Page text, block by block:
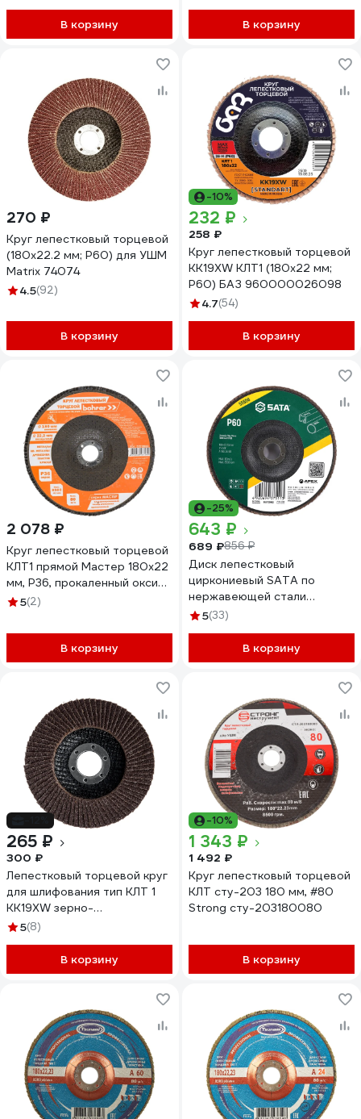
В корзину В корзину
270 ₽
Круг лепестковый торцевой
(180х22.2 мм; P60) для УШМ
Matrix 74074
4.5(92)
В корзину
-10%
232 ₽
258 ₽
Круг лепестковый торцевой
KK19XW КЛТ1 (180х22 мм;
P60) БАЗ 960000026098
4.7(54)
В корзину
2 078 ₽
Круг лепестковый торцевой
КЛТ1 прямой Мастер 180x22
мм, P36, прокаленный оксид
алюминия, 10 шт Bohrer
5(2)
В корзину
-25%
643 ₽
689 ₽856 ₽
Диск лепестковый
циркониевый SATA по
нержавеющей стали
180х22.23 мм, Р60 55506
5(33)
В корзину
265 ₽
300 ₽
Лепестковый торцевой круг
для шлифования тип КЛТ 1
KK19XW зерно-
электрокорунд нормальный
5(8)
В корзину
-10%
1 343 ₽
1 492 ₽
Круг лепестковый торцевой
КЛТ сту-203 180 мм, #80
Strong сту-203180080
В корзину